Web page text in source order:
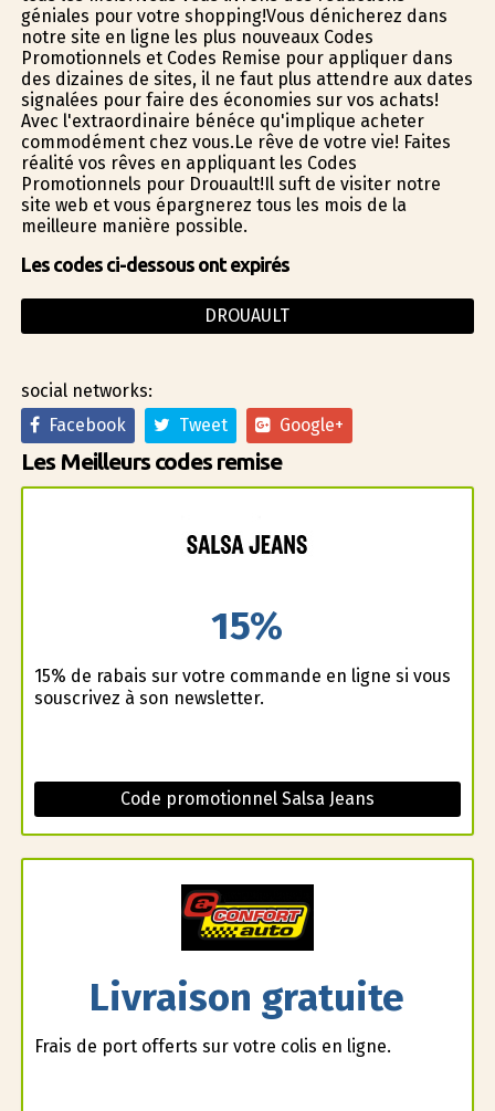
géniales pour votre shopping!Vous dénicherez dans
notre site en ligne les plus nouveaux Codes
Promotionnels et Codes Remise pour appliquer dans
des dizaines de sites, il ne faut plus attendre aux dates
signalées pour faire des économies sur vos achats!
Avec l'extraordinaire bénéfice qu'implique acheter
commodément chez vous.Le rêve de votre vie! Faites
réalité vos rêves en appliquant les Codes
Promotionnels pour Drouault!Il suffit de visiter notre
site web et vous épargnerez tous les mois de la
meilleure manière possible.
Les codes ci-dessous ont expirés
DROUAULT
social networks:
Facebook
Tweet Google+
Les Meilleurs codes remise
15%
15% de rabais sur votre commande en ligne si vous
souscrivez à son newsletter.
Code promotionnel Salsa Jeans
Livraison gratuite
Frais de port offerts sur votre colis en ligne.